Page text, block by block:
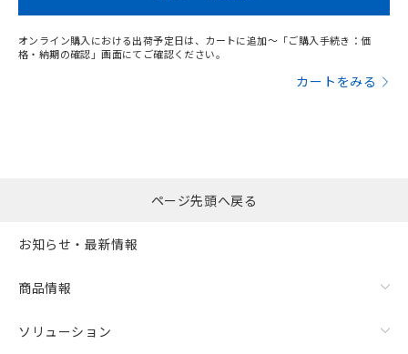
オンライン購入における出荷予定日は、カートに追加～「ご購入手続き：価
格・納期の確認」画面にてご確認ください。
カートをみる
ページ先頭へ戻る
お知らせ・最新情報
商品情報
ソリューション